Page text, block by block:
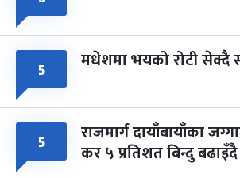
५ मधेशमा भयको रोटी सेक्दै
५ राजमार्ग दायाँबायाँका
कर ५ प्रतिशत बिन्दु बढाइँदै